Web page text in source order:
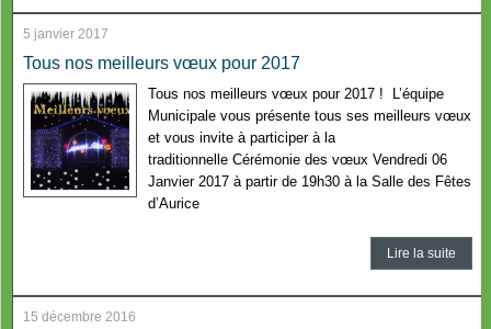
5 janvier 2017
Tous nos meilleurs vœux pour 2017
Tous nos meilleurs vœux pour 2017 ! L’équipe
Municipale vous présente tous ses meilleurs vœux
et vous invite à participer à la
traditionnelle Cérémonie des vœux Vendredi 06
Janvier 2017 à partir de 19h30 à la Salle des Fêtes
d’Aurice
Lire la suite
15 décembre 2016